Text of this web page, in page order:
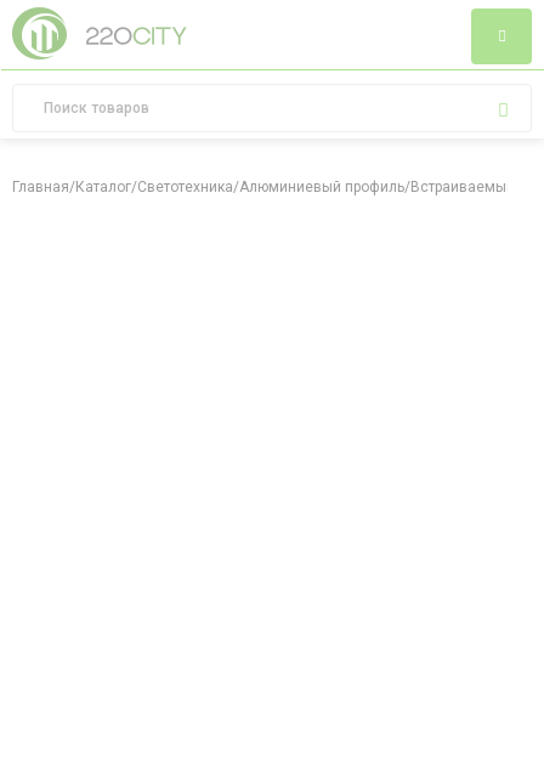
Главная/Каталог/Светотехника/Алюминиевый профиль/Встраиваемый